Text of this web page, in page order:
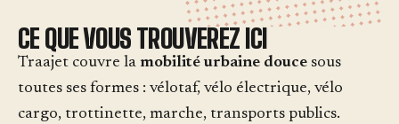
CE QUE VOUS TROUVEREZ ICI
Traajet couvre la mobilité urbaine douce sous
toutes ses formes : vélotaf, vélo électrique, vélo
cargo, trottinette, marche, transports publics.